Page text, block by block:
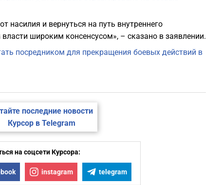
насилия и вернуться на путь внутреннего
широким консенсусом», – сказано в заявлении.
посредником для прекращения боевых действий в
последние новости
Курсор в Telegram
на соцсети Курсора:
instagram telegram